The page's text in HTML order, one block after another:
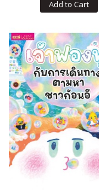
Add to Cart